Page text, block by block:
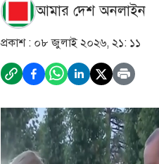
আমার দেশ অনলাইন
প্রকাশ : ০৮ জুলাই ২০২৬, ২১: ১১